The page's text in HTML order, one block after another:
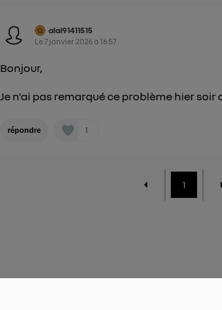
alai91411515
Le7 janvier 2026à16:57
Bonjour,
Je n'ai pas remarqué ce problème hier
répondre 1
1